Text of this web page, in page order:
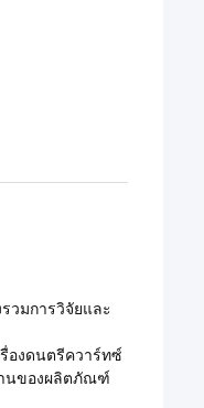
วมการวิจัยและ
องดนตรีควาร์ทซ์
านของผลิตภัณฑ์